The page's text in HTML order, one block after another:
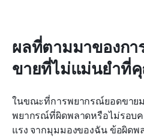
ผลที่ตามมาของก
ขายที่ไม่แม่นยำที่
ในขณะที่การพยากรณ์ยอดขาย
พยากรณ์ที่ผิดพลาดหรือไม่รอบ
แรง จากมุมมองของฉัน ข้อผิด